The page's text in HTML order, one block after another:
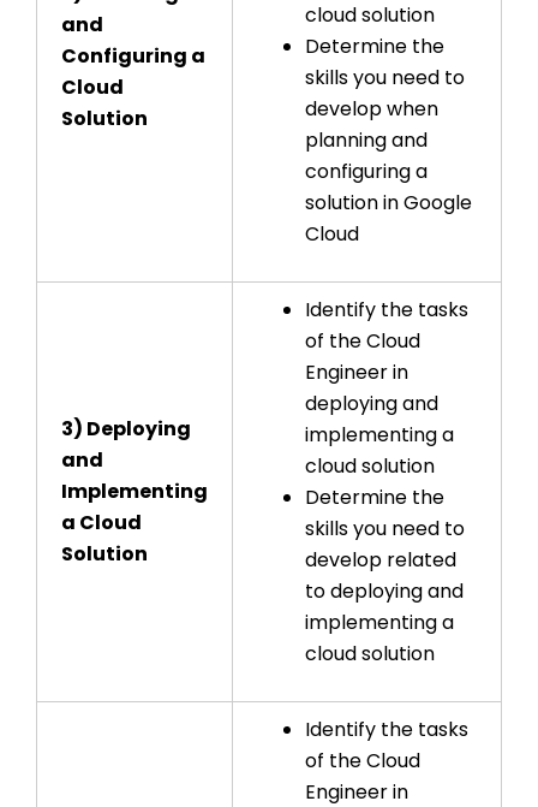
and
Configuring a
Cloud
Solution
cloud solution
Determine the
skills you need to
develop when
planning and
configuring a
solution in Google
Cloud
3) Deploying
and
Implementing
a Cloud
Solution
Identify the tasks
of the Cloud
Engineer in
deploying and
implementing a
cloud solution
Determine the
skills you need to
develop related
to deploying and
implementing a
cloud solution
Identify the tasks
of the Cloud
Engineer in